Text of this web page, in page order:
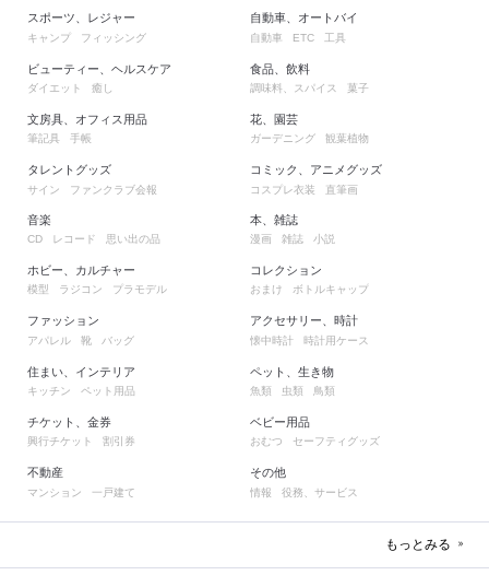
スポーツ、レジャー
キャンプ フィッシング
ビューティー、ヘルスケア
ダイエット 癒し
文房具、オフィス用品
筆記具 手帳
タレントグッズ
サイン ファンクラブ会報
自動車、オートバイ
自動車 ETC 工具
食品、飲料
調味料、スパイス 菓子
花、園芸
ガーデニング 観葉植物
コミック、アニメグッズ
コスプレ衣装 直筆画
音楽
CD レコード 思い出の品
ホビー、カルチャー
模型 ラジコン プラモデル
ファッション
アパレル 靴 バッグ
住まい、インテリア
キッチン ペット用品
チケット、金券
興行チケット 割引券
不動産
マンション 一戸建て
本、雑誌
漫画 雑誌 小説
コレクション
おまけ ボトルキャップ
アクセサリー、時計
懐中時計 時計用ケース
ペット、生き物
魚類 虫類 鳥類
ベビー用品
おむつ セーフティグッズ
その他
情報 役務、サービス
もっとみる